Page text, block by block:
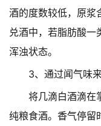
酒的度数较低，原浆
兑酒中，若脂肪酸一
浑浊状态。
3、通过闻气味
将几滴白酒滴在
纯粮食酒。香气停留